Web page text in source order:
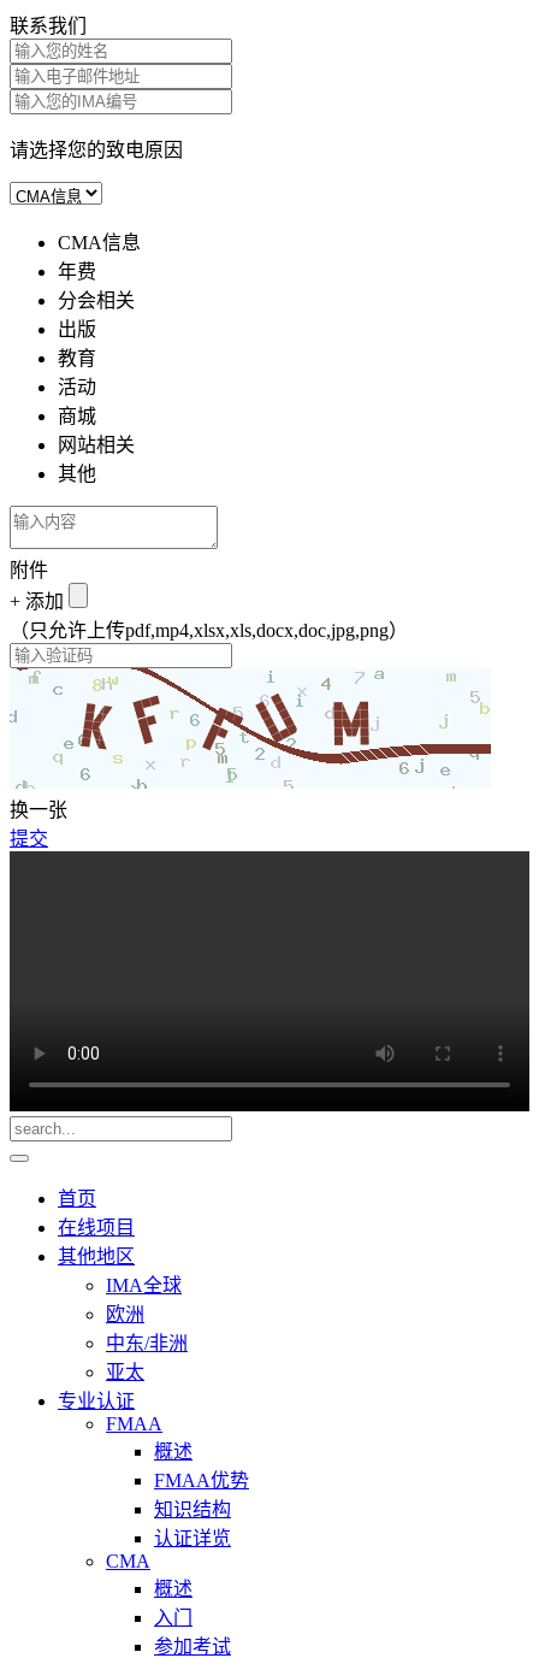
联系我们
请选择您的致电原因
CMA信息
年费
分会相关
出版
教育
活动
商城
网站相关
其他
附件
+ 添加
（只允许上传pdf,mp4,xlsx,xls,docx,doc,jpg,png）
换一张
提交
首页
在线项目
其他地区
IMA全球
欧洲
中东/非洲
亚太
专业认证
FMAA
概述
FMAA优势
知识结构
认证详览
CMA
概述
入门
参加考试